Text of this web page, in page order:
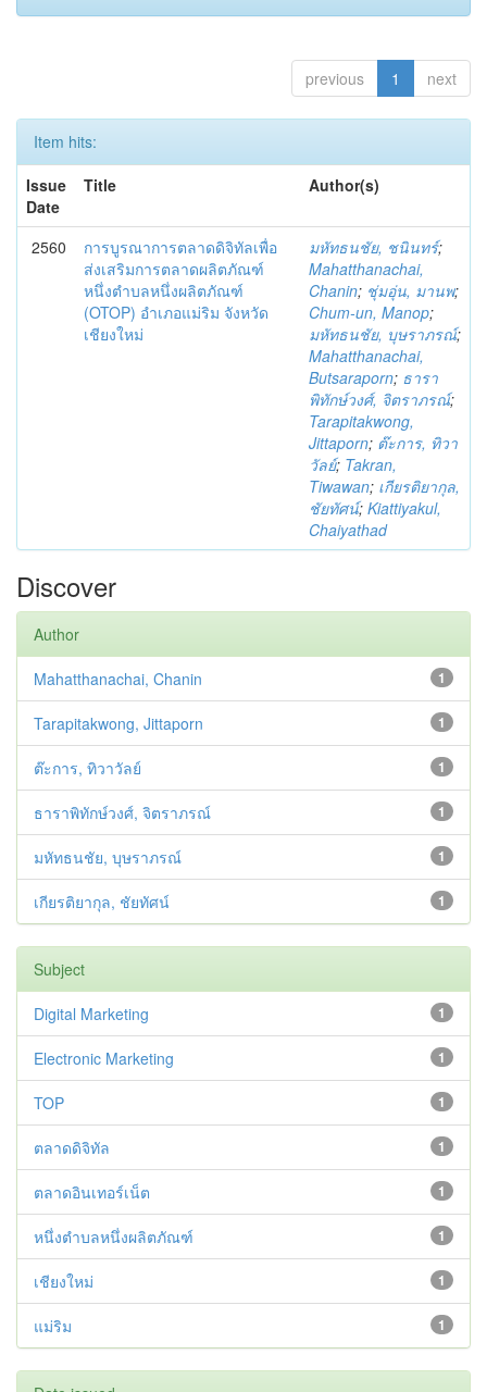
previous 1 next
Item hits:
Issue
Date
Title Author(s)
2560
การบูรณาการตลาดดิจิทัลเพื่อ
ส่งเสริมการตลาดผลิตภัณฑ์
หนึ่งตำบลหนึ่งผลิตภัณฑ์
(OTOP) อำเภอแม่ริม จังหวัด
เชียงใหม่
มหัทธนชัย, ชนินทร์;
Mahatthanachai,
Chanin; ชุ่มอุ่น, มานพ;
Chum-un, Manop;
มหัทธนชัย, บุษราภรณ์;
Mahatthanachai,
Butsaraporn; ธารา
พิทักษ์วงศ์, จิตราภรณ์;
Tarapitakwong,
Jittaporn; ต๊ะการ, ทิวา
วัลย์; Takran,
Tiwawan; เกียรติยากุล,
ชัยทัศน์; Kiattiyakul,
Chaiyathad
Discover
Author
1
Mahatthanachai, Chanin
1
Tarapitakwong, Jittaporn
1
ต๊ะการ, ทิวาวัลย์
1
ธาราพิทักษ์วงศ์, จิตราภรณ์
1
มหัทธนชัย, บุษราภรณ์
1
เกียรติยากุล, ชัยทัศน์
Subject
1
Digital Marketing
1
Electronic Marketing
1
TOP
1
ตลาดดิจิทัล
1
ตลาดอินเทอร์เน็ต
1
หนึ่งตำบลหนึ่งผลิตภัณฑ์
1
เชียงใหม่
1
แม่ริม